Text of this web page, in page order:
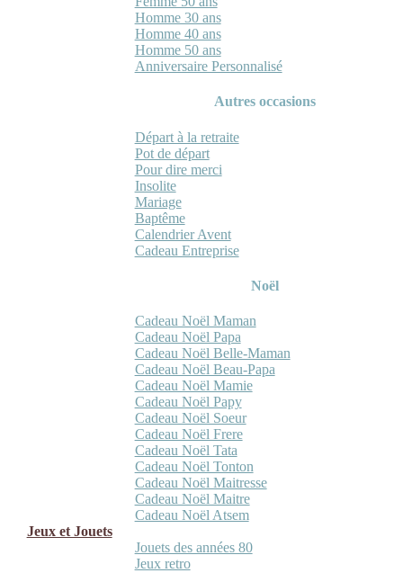
Homme 30 ans
Homme 40 ans
Homme 50 ans
Anniversaire Personnalisé
Autres occasions
Départ à la retraite
Pot de départ
Pour dire merci
Insolite
Mariage
Baptême
Calendrier Avent
Cadeau Entreprise
Noël
Cadeau Noël Maman
Cadeau Noël Papa
Cadeau Noël Belle-Maman
Cadeau Noël Beau-Papa
Cadeau Noël Mamie
Cadeau Noël Papy
Cadeau Noël Soeur
Cadeau Noël Frere
Cadeau Noël Tata
Cadeau Noël Tonton
Cadeau Noël Maitresse
Cadeau Noël Maitre
Cadeau Noël Atsem
Jeux et Jouets
Jouets des années 80
Jeux retro